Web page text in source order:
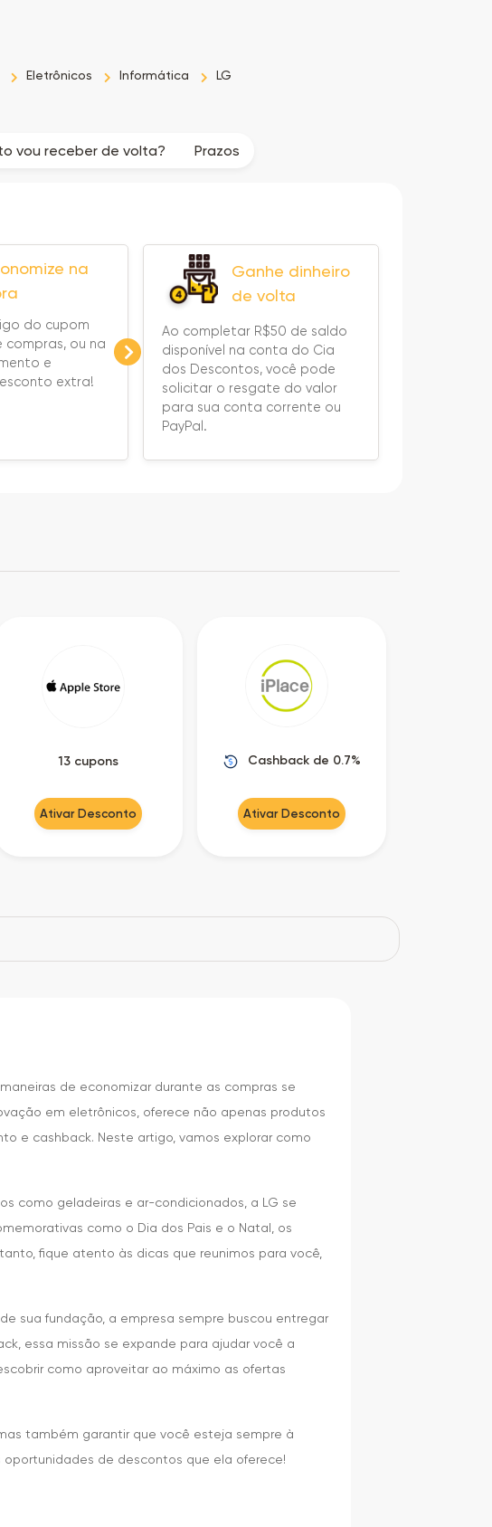
Eletrônicos Informática LG
vou receber de volta? Prazos
na
do cupom
compras, ou na
e
extra!
Ganhe dinheiro
de volta
Ao completar R$50 de saldo
disponível na conta do Cia
dos Descontos, você pode
solicitar o resgate do valor
para sua conta corrente ou
PayPal.
13 cupons
Ativar Desconto
Cashback de 0.7%
Ativar Desconto
de economizar durante as compras se
em eletrônicos, oferece não apenas produtos
e cashback. Neste artigo, vamos explorar como
como geladeiras e ar-condicionados, a LG se
como o Dia dos Pais e o Natal, os
fique atento às dicas que reunimos para você,
sua fundação, a empresa sempre buscou entregar
essa missão se expande para ajudar você a
como aproveitar ao máximo as ofertas
também garantir que você esteja sempre à
oportunidades de descontos que ela oferece!